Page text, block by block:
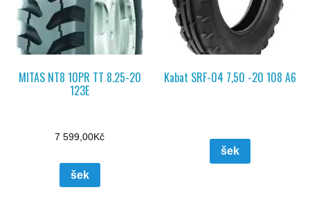
MITAS NT8 10PR TT 8.25-20
123E
7 599,00Kč
šek
Kabat SRF-04 7,50 -20 108 A6
šek